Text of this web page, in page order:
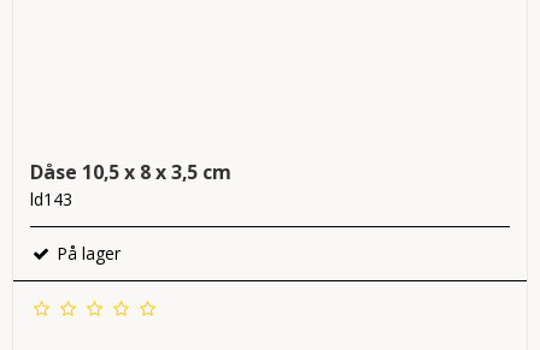
Dåse 10,5 x 8 x 3,5 cm
ld143
På lager